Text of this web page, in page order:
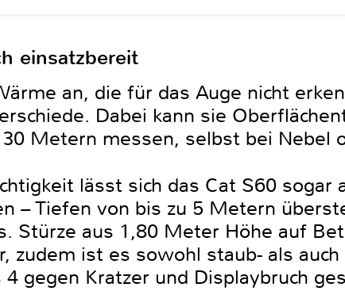
einsatzbereit
an, die für das Auge nicht
Dabei kann sie
Metern messen, selbst bei Nebel
lässt sich das Cat S60 sogar
– Tiefen von bis zu 5 Metern
Stürze aus 1,80 Meter Höhe auf
zudem ist es sowohl staub- als
gegen Kratzer und Displaybruch